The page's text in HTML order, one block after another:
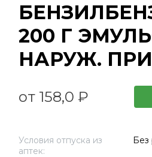
200 Г
НАРУЖ.
от 158,0 ₽
Условия отпуска из
аптек:
Без